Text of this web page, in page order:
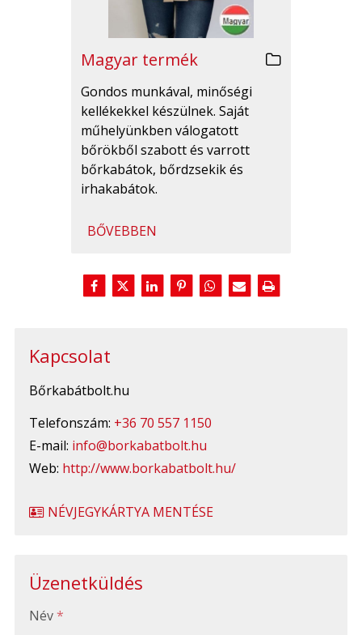
Magyar termék
Gondos munkával, minőségi
kellékekkel készülnek. Saját
műhelyünkben válogatott
bőrökből szabott és varrott
bőrkabátok, bőrdzsekik és
irhakabátok.
BŐVEBBEN
Kapcsolat
Bőrkabátbolt.hu
Telefonszám: +36 70 557 1150
E-mail: info@borkabatbolt.hu
Web: http://www.borkabatbolt.hu/
NÉVJEGYKÁRTYA MENTÉSE
Üzenetküldés
Név*